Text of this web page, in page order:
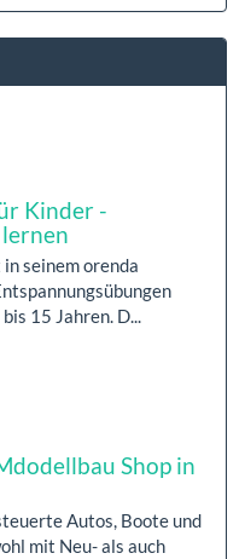
Kinder -
seinem orenda
15 Jahren. D...
Shop in
Autos, Boote und
mit Neu- als auch